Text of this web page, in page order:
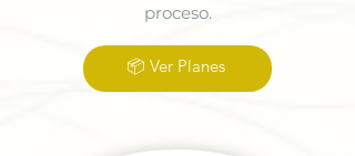
proceso.
📦 Ver Planes